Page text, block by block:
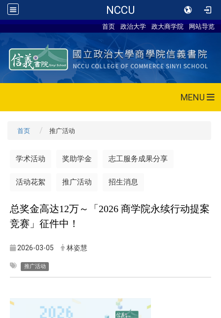
NCCU
首页 政治大学 政大商学院 网站导览
MENU
首页 推广活动
学术活动 奖助学金 志工服务成果分享
活动花絮 推广活动 招生消息
总奖金高达12万～「2026 商学院永续行动提案
竞赛」征件中！
2026-03-05 林姿慧
推广活动